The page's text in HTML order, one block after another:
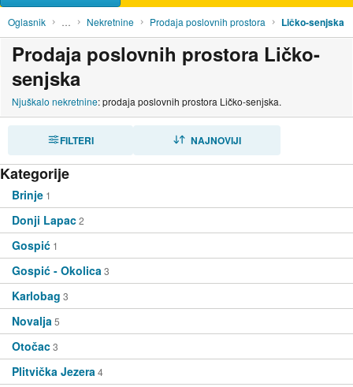
Oglasnik … Nekretnine Prodaja poslovnih prostora Ličko-senjska
Prodaja poslovnih prostora Ličko-
senjska
Njuškalo nekretnine: prodaja poslovnih prostora Ličko-senjska.
FILTERI NAJNOVIJI
Kategorije
Brinje 1
Donji Lapac2
Gospić 1
Gospić - Okolica 3
Karlobag 3
Novalja 5
Otočac3
Plitvička Jezera 4